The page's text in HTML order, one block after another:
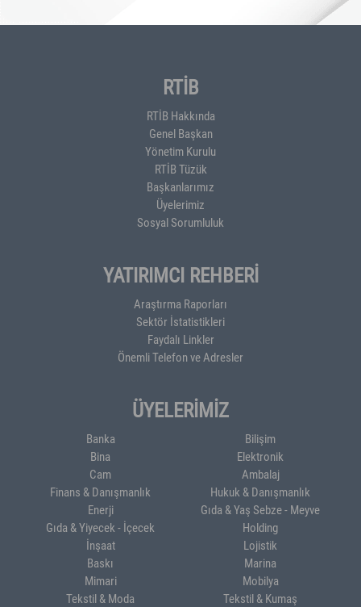
RTİB
RTİB Hakkında
Genel Başkan
Yönetim Kurulu
RTİB Tüzük
Başkanlarımız
Üyelerimiz
Sosyal Sorumluluk
YATIRIMCI REHBERİ
Araştırma Raporları
Sektör İstatistikleri
Faydalı Linkler
Önemli Telefon ve Adresler
ÜYELERİMİZ
Banka
Bilişim
Bina
Elektronik
Cam
Ambalaj
Finans & Danışmanlık
Hukuk & Danışmanlık
Enerji
Gıda & Yaş Sebze - Meyve
Gıda & Yiyecek - İçecek
Holding
İnşaat
Lojistik
Baskı
Marina
Mimari
Mobilya
Tekstil & Moda
Tekstil & Kumaş